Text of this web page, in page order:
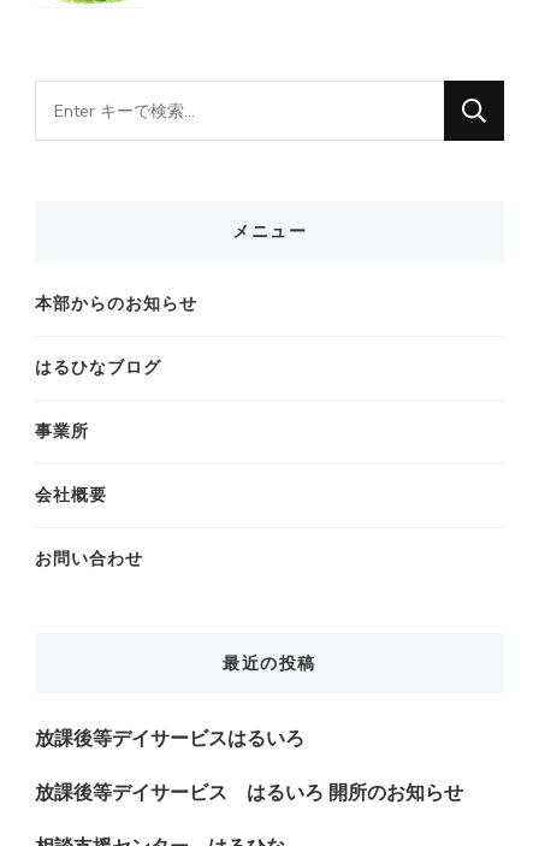
に
で
す
?
メニュー
本部からのお知らせ
はるひなブログ
事業所
会社概要
お問い合わせ
最近の投稿
放課後等デイサービスはるいろ
放課後等デイサービス はるいろ 開所のお知らせ